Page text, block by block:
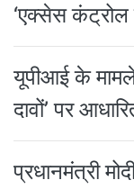
‘एक्सेस कंट्रोल
यूपीआई के
दावों’ पर
प्रधानमंत्री